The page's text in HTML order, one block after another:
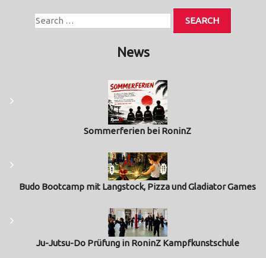
News
Sommerferien bei RoninZ
Budo Bootcamp mit Langstock, Pizza und Gladiator Games
Ju-Jutsu-Do Prüfung in RoninZ Kampfkunstschule